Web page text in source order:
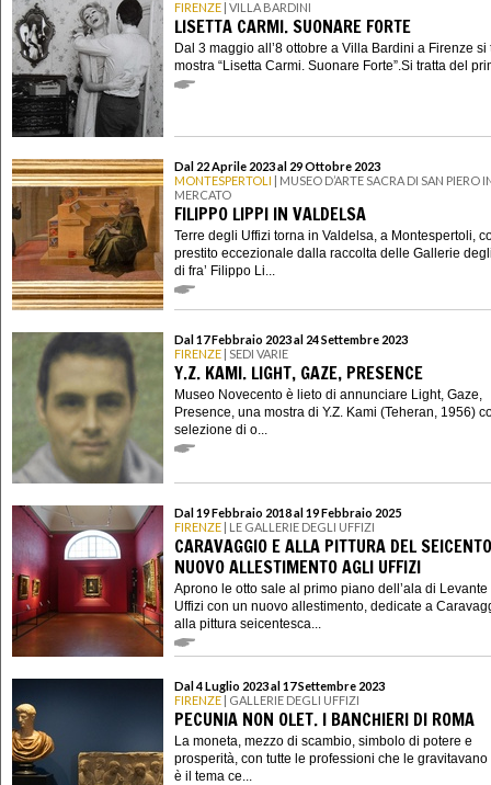
FIRENZE | VILLA BARDINI
LISETTA CARMI. SUONARE FORTE
Dal 3 maggio all’8 ottobre a Villa Bardini a Firenze si
mostra “Lisetta Carmi. Suonare Forte”.Si tratta del
Dal 22 Aprile 2023 al 29 Ottobre 2023
MONTESPERTOLI | MUSEO D’ARTE SACRA DI SAN PIERO
MERCATO
FILIPPO LIPPI IN VALDELSA
Terre degli Uffizi torna in Valdelsa, a Montespertoli,
prestito eccezionale dalla raccolta delle Gallerie
di fra’ Filippo Li...
Dal 17 Febbraio 2023 al 24 Settembre 2023
FIRENZE | SEDI VARIE
Y.Z. KAMI. LIGHT, GAZE, PRESENCE
Museo Novecento è lieto di annunciare Light, Gaze,
Presence, una mostra di Y.Z. Kami (Teheran, 1956)
selezione di o...
Dal 19 Febbraio 2018 al 19 Febbraio 2025
FIRENZE | LE GALLERIE DEGLI UFFIZI
CARAVAGGIO E ALLA PITTURA DEL
NUOVO ALLESTIMENTO AGLI UFFIZI
Aprono le otto sale al primo piano dell’ala di
Uffizi con un nuovo allestimento, dedicate a
alla pittura seicentesca...
Dal 4 Luglio 2023 al 17 Settembre 2023
FIRENZE | GALLERIE DEGLI UFFIZI
PECUNIA NON OLET. I BANCHIERI DI ROMA
La moneta, mezzo di scambio, simbolo di potere e
prosperità, con tutte le professioni che le gravitavano
è il tema ce...